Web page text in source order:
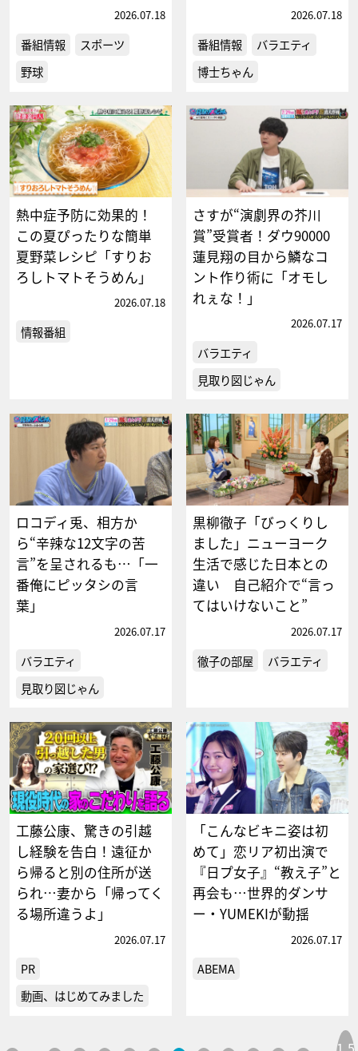
2026.07.18
番組情報
スポーツ
野球
2026.07.18
番組情報
バラエティ
博士ちゃん
熱中症予防に効果的！
この夏ぴったりな簡単
夏野菜レシピ「すりお
ろしトマトそうめん」
2026.07.18
情報番組
さすが“演劇界の芥川
賞”受賞者！ダウ90000
蓮見翔の目から鱗なコ
ント作り術に「オモし
れぇな！」
2026.07.17
バラエティ
見取り図じゃん
ロコディ兎、相方か
ら“辛辣な12文字の苦
言”を呈されるも…「一
番俺にピッタシの言
葉」
2026.07.17
バラエティ
見取り図じゃん
黒柳徹子「びっくりし
ました」ニューヨーク
生活で感じた日本との
違い 自己紹介で“言っ
てはいけないこと”
2026.07.17
徹子の部屋 バラエティ
工藤公康、驚きの引越
し経験を告白！遠征か
ら帰ると別の住所が送
られ…妻から「帰ってく
る場所違うよ」
2026.07.17
PR
動画、はじめてみました
「こんなビキニ姿は初
めて」恋リア初出演で
『日プ女子』“教え子”と
再会も…世界的ダンサ
ー・YUMEKIが動揺
2026.07.17
ABEMA